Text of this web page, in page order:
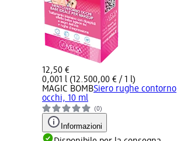
12,50 €
0,001 l (12.500,00 € / 1 l)
MAGIC BOMBSiero rughe contorno
occhi, 10 ml
(0)
Informazioni